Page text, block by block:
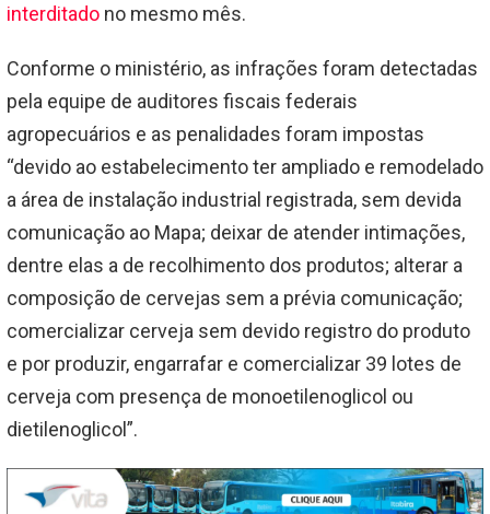
interditado no mesmo mês.
Conforme o ministério, as infrações foram detectadas
pela equipe de auditores fiscais federais
agropecuários e as penalidades foram impostas
“devido ao estabelecimento ter ampliado e remodelado
a área de instalação industrial registrada, sem devida
comunicação ao Mapa; deixar de atender intimações,
dentre elas a de recolhimento dos produtos; alterar a
composição de cervejas sem a prévia comunicação;
comercializar cerveja sem devido registro do produto
e por produzir, engarrafar e comercializar 39 lotes de
cerveja com presença de monoetilenoglicol ou
dietilenoglicol”.